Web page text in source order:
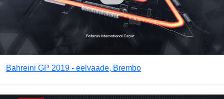
Bahreini GP 2019 - eelvaade, Brembo